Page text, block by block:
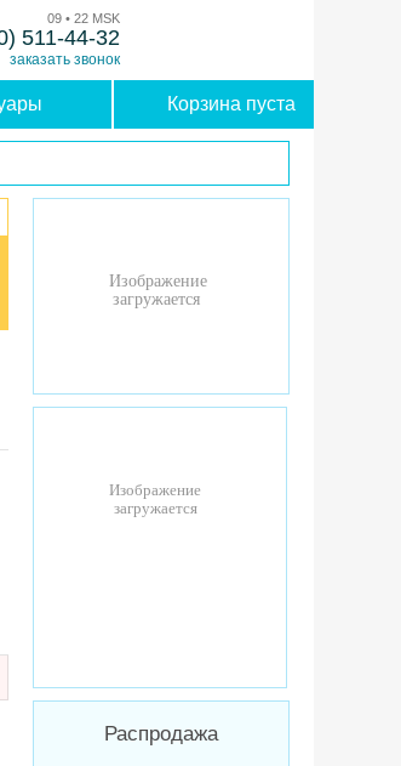
09 • 22 MSK
511-44-32
заказать звонок
Корзина пуста
Распродажа